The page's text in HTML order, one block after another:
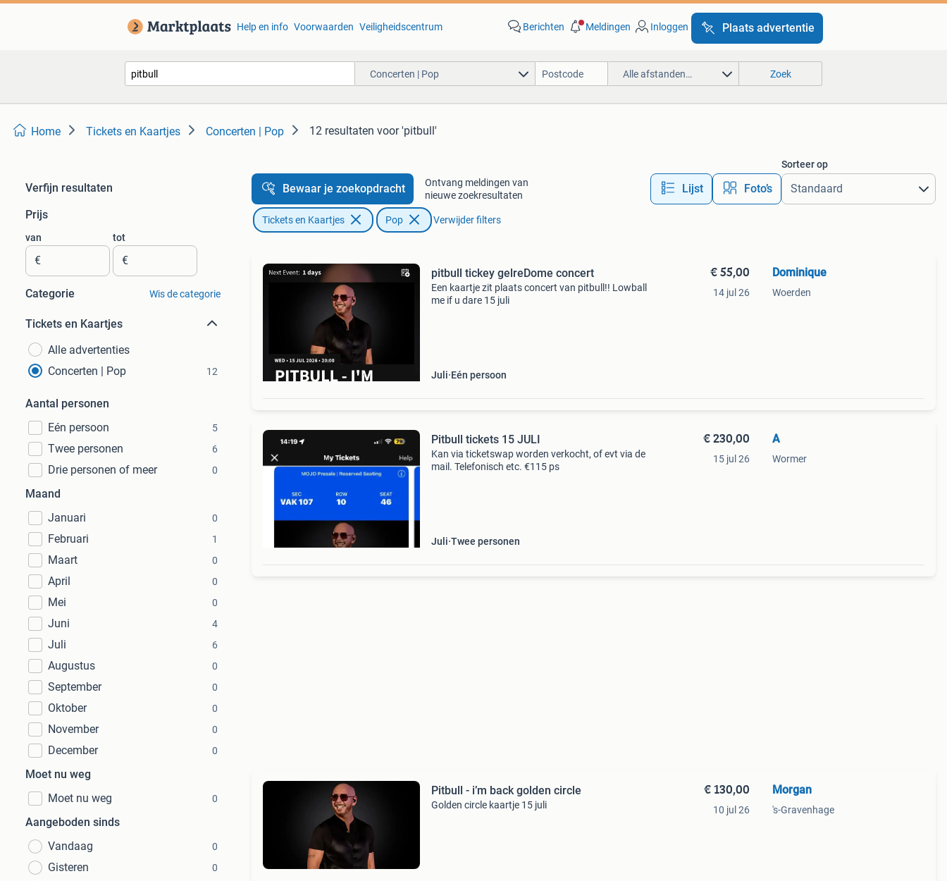
Help en info Voorwaarden Veiligheidscentrum Berichten Meldingen Inloggen Plaats advertentie
Concerten | Pop Alle afstanden… Zoek
Home Tickets en Kaartjes Concerten | Pop 12 resultaten voor 'pitbull'
Verfijn resultaten
Prijs
van
€
tot
€
Categorie Wis de categorie
Tickets en Kaartjes
Alle advertenties
Concerten | Pop
12
Aantal personen
Eén persoon
5
Twee personen 6
Drie personen of meer 0
Maand
Januari
0
Februari 1
Maart 0
April 0
Mei 0
Juni 4
Juli 6
Augustus 0
September 0
Oktober 0
November 0
December 0
Moet nu weg
Moet nu weg
0
Aangeboden sinds
Vandaag
0
Gisteren 0
Bewaar je zoekopdracht
Ontvang meldingen van
nieuwe zoekresultaten
Lijst Foto’s
Sorteer op
Tickets en Kaartjes Pop Verwijder filters
pitbull tickey gelreDome concert
Een kaartje zit plaats concert van pitbull!! Lowball
me if u dare 15 juli
Juli Eén persoon
€ 55,00
14 jul 26
Dominique
Woerden
Pitbull tickets 15 JULI
Kan via ticketswap worden verkocht, of evt via de
mail. Telefonisch etc. €115 ps
Juli Twee personen
€ 230,00
15 jul 26
A
Wormer
Pitbull - i’m back golden circle
Golden circle kaartje 15 juli
€ 130,00
10 jul 26
Morgan
's-Gravenhage